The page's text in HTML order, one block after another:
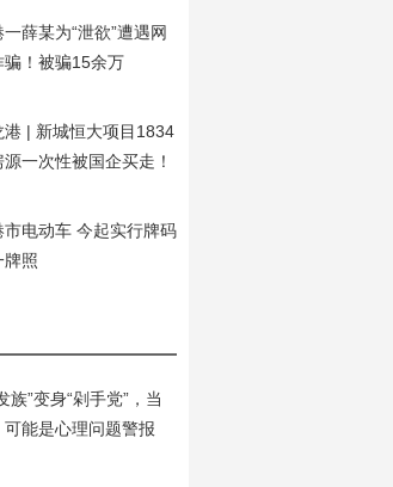
薛某为“泄欲”遭遇网
骗！被骗15余万
港 | 新城恒大项目1834
源一次性被国企买走！
市电动车 今起实行牌码
牌照
族”变身“剁手党”，当
可能是心理问题警报